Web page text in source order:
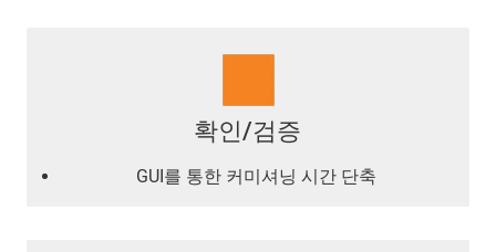
확인/검증
GUI를 통한 커미셔닝 시간 단축